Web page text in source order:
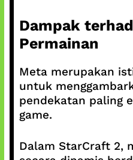
Dampak
Permainan
Meta merupakan
untuk
pendekatan paling
game.
Dalam StarCraft 2,